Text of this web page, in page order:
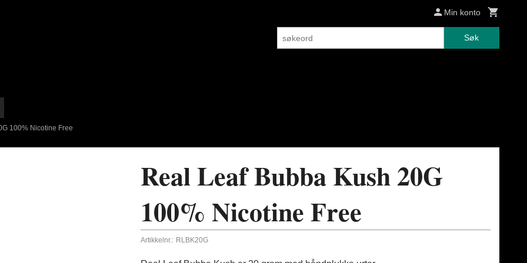
Min konto
Søk
100% Nicotine Free
Real Leaf Bubba Kush 20G
100% Nicotine Free
Artikkelnr.: RLBK20G